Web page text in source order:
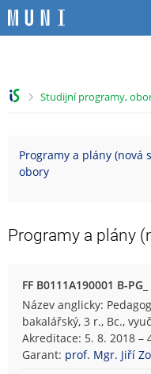
>
Studijní programy,
Programy a plány (nová
obory
Programy a plány
FF B0111A190001 B-PG_
Název anglicky:
bakalářský, 3 r., Bc.,
Akreditace: 5. 8. 2018 –
Garant: prof. Mgr. Jiří